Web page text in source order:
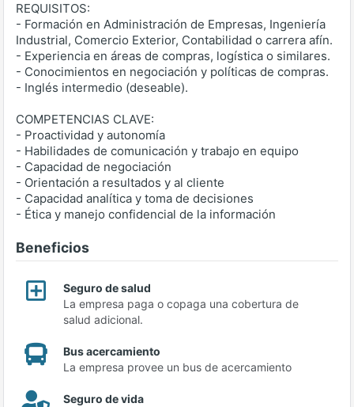
REQUISITOS:
- Formación en Administración de Empresas, Ingeniería
Industrial, Comercio Exterior, Contabilidad o carrera afín.
- Experiencia en áreas de compras, logística o similares.
- Conocimientos en negociación y políticas de compras.
- Inglés intermedio (deseable).
COMPETENCIAS CLAVE:
- Proactividad y autonomía
- Habilidades de comunicación y trabajo en equipo
- Capacidad de negociación
- Orientación a resultados y al cliente
- Capacidad analítica y toma de decisiones
- Ética y manejo confidencial de la información
Beneficios
Seguro de salud
La empresa paga o copaga una cobertura de
salud adicional.
Bus acercamiento
La empresa provee un bus de acercamiento
Seguro de vida